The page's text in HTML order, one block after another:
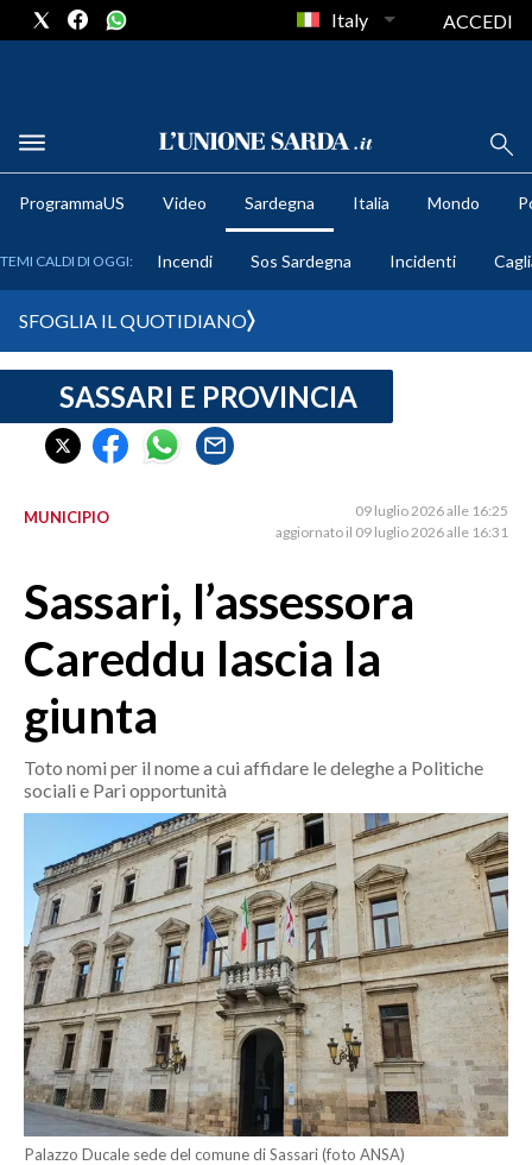
METEO
CRONACA SARDEGNA
CAGLIARI
SULCIS IGLESIENTE
SASSARI E PROVINCIA
GALLURA
OGLIASTRA
CRONACA
MONDO
POLITICA
ECONOMIA
SERVIZI ALLE IMPRESE
LAVORO
BANDI
Italy ACCEDI
ProgrammaUS Video Sardegna Italia Mondo
TEMI CALDI DI OGGI: Incendi Sos Sardegna Incidenti
SFOGLIA IL QUOTIDIANO
SASSARI E PROVINCIA
MUNICIPIO
09 luglio 2026 alle 16:25
aggiornato il 09 luglio 2026 alle 16:31
Sassari, l’assessora
Careddu lascia la
giunta
Toto nomi per il nome a cui affidare le deleghe a Politiche
sociali e Pari opportunità
Palazzo Ducale sede del comune di Sassari (foto ANSA)